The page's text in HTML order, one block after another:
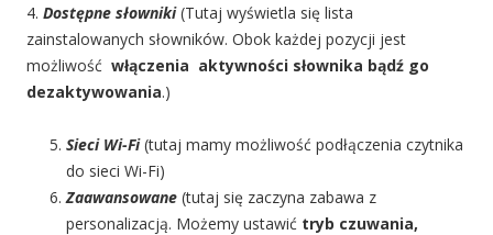
4. Dostępne słowniki(Tutaj wyświetla się lista
zainstalowanych słowników. Obok każdej pozycji jest
możliwość włączenia aktywności słownika bądź go
dezaktywowania.)
Sieci Wi-Fi(tutaj mamy możliwość podłączenia czytnika
do sieci Wi-Fi)
Zaawansowane (tutaj się zaczyna zabawa z
personalizacją. Możemy ustawić tryb czuwania,